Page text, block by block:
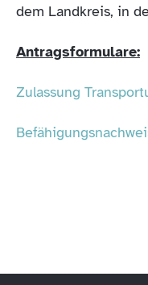
dem Landkreis, in
Antragsformulare:
Zulassung